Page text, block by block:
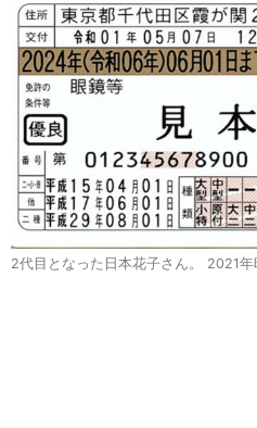
2代目となった日本花子さん。 2021